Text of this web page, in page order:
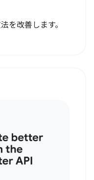
を改善します。